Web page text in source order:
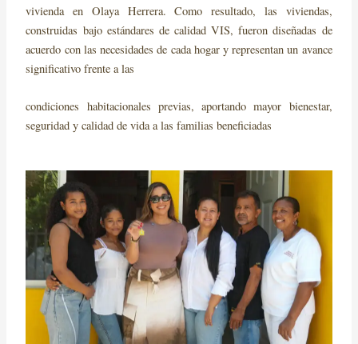
vivienda en Olaya Herrera. Como resultado, las viviendas,
construidas bajo estándares de calidad VIS, fueron diseñadas de
acuerdo con las necesidades de cada hogar y representan un avance
significativo frente a las
condiciones habitacionales previas, aportando mayor bienestar,
seguridad y calidad de vida a las familias beneficiadas